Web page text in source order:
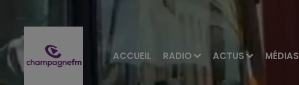
ACCUEIL RADIO ACTUS MÉDIAS